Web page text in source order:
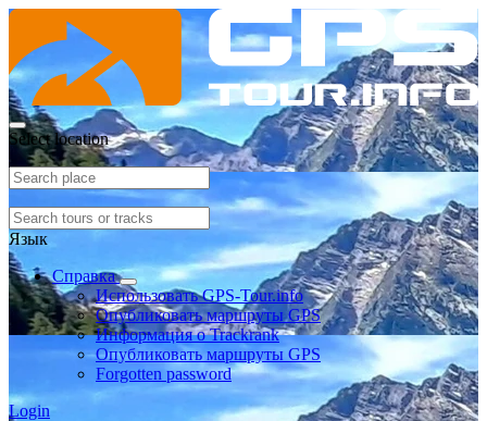
Select location
Язык
Справка
Использовать GPS-Tour.info
Опубликовать маршруты GPS
Информация о Trackrank
Опубликовать маршруты GPS
Forgotten password
Login